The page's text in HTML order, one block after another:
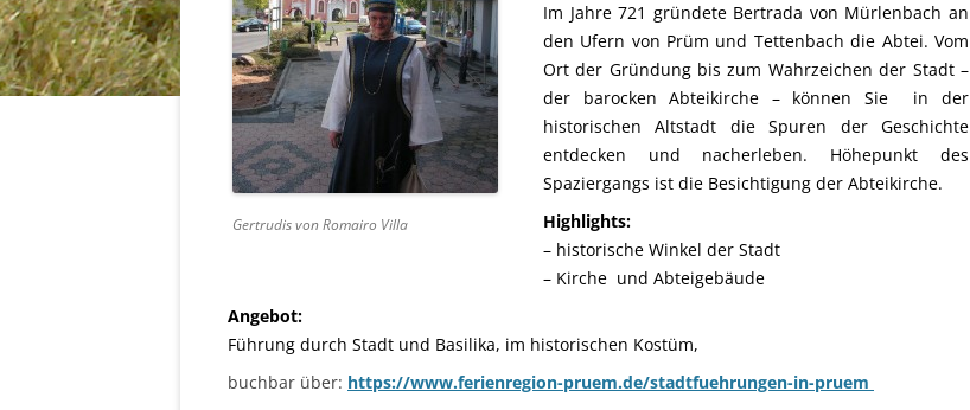
Gertrudis von Romairo Villa
Im Jahre 721 gründete Bertrada von Mürlenbach an
den Ufern von Prüm und Tettenbach die Abtei. Vom
Ort der Gründung bis zum Wahrzeichen der Stadt –
der barocken Abteikirche – können Sie in der
historischen Altstadt die Spuren der Geschichte
entdecken und nacherleben. Höhepunkt des
Spaziergangs ist die Besichtigung der Abteikirche.
Highlights:
– historische Winkel der Stadt
– Kirche und Abteigebäude
Angebot:
Führung durch Stadt und Basilika, im historischen Kostüm,
buchbar über: https://www.ferienregion-pruem.de/stadtfuehrungen-in-pruem